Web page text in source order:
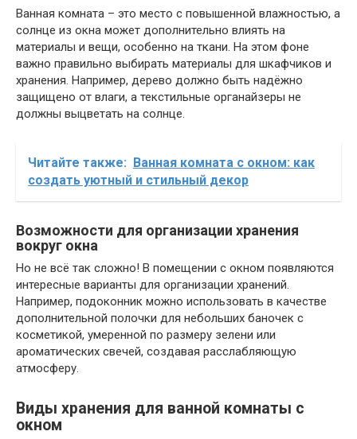
Ванная комната – это место с повышенной влажностью, а
солнце из окна может дополнительно влиять на
материалы и вещи, особенно на ткани. На этом фоне
важно правильно выбирать материалы для шкафчиков и
хранения. Например, дерево должно быть надёжно
защищено от влаги, а текстильные органайзеры не
должны выцветать на солнце.
Читайте также: Ванная комната с окном: как
создать уютный и стильный декор
Возможности для организации хранения
вокруг окна
Но не всё так сложно! В помещении с окном появляются
интересные варианты для организации хранений.
Например, подоконник можно использовать в качестве
дополнительной полочки для небольших баночек с
косметикой, умеренной по размеру зелени или
ароматических свечей, создавая расслабляющую
атмосферу.
Виды хранения для ванной комнаты с
окном